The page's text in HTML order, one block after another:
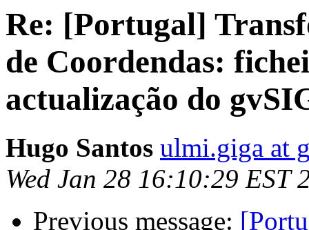
Re: [Portugal]
de Coordendas:
actualização do
Hugo Santos ulmi.giga at
Wed Jan 28 16:10:29 EST
Previous message: